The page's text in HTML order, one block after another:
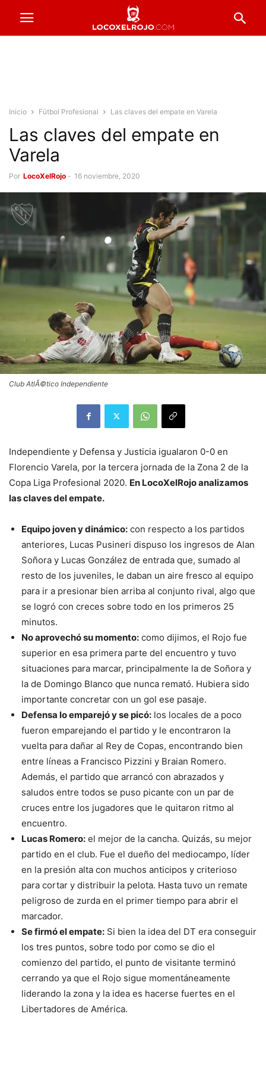
Inicio Fútbol Profesional Las claves del empate en Varela
Las claves del empate en
Varela
Por LocoXelRojo - 16 noviembre, 2020
Club AtlÃ©tico Independiente
Independiente y Defensa y Justicia igualaron 0-0 en
Florencio Varela, por la tercera jornada de la Zona 2 de la
Copa Liga Profesional 2020. En LocoXelRojo analizamos
las claves del empate.
Equipo joven y dinámico: con respecto a los partidos
anteriores, Lucas Pusineri dispuso los ingresos de Alan
Soñora y Lucas González de entrada que, sumado al
resto de los juveniles, le daban un aire fresco al equipo
para ir a presionar bien arriba al conjunto rival, algo que
se logró con creces sobre todo en los primeros 25
minutos.
No aprovechó su momento: como dijimos, el Rojo fue
superior en esa primera parte del encuentro y tuvo
situaciones para marcar, principalmente la de Soñora y
la de Domingo Blanco que nunca remató. Hubiera sido
importante concretar con un gol ese pasaje.
Defensa lo emparejó y se picó: los locales de a poco
fueron emparejando el partido y le encontraron la
vuelta para dañar al Rey de Copas, encontrando bien
entre líneas a Francisco Pizzini y Braian Romero.
Además, el partido que arrancó con abrazados y
saludos entre todos se puso picante con un par de
cruces entre los jugadores que le quitaron ritmo al
encuentro.
Lucas Romero: el mejor de la cancha. Quizás, su mejor
partido en el club. Fue el dueño del mediocampo, líder
en la presión alta con muchos anticipos y criterioso
para cortar y distribuir la pelota. Hasta tuvo un remate
peligroso de zurda en el primer tiempo para abrir el
marcador.
Se firmó el empate: Si bien la idea del DT era conseguir
los tres puntos, sobre todo por como se dio el
comienzo del partido, el punto de visitante terminó
cerrando ya que el Rojo sigue momentáneamente
liderando la zona y la idea es hacerse fuertes en el
Libertadores de América.